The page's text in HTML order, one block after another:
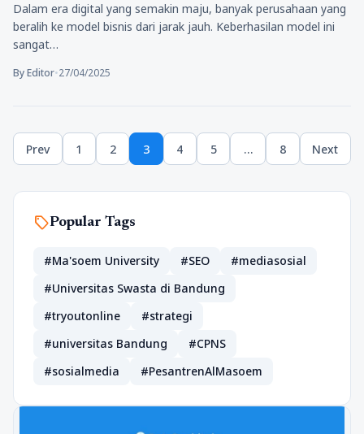
Dalam era digital yang semakin maju, banyak perusahaan yang
beralih ke model bisnis dari jarak jauh. Keberhasilan model ini
sangat…
By Editor•27/04/2025
Paginasi
posPrev Page
1 Page
2 Page
3 Page
4 Page
5 … Page
8 Next
sellPopular Tags
#Ma'soem University #SEO
#mediasosial
#Universitas Swasta di Bandung
#tryoutonline
#strategi
#universitas Bandung
#CPNS
#sosialmedia
#PesantrenAlMasoem